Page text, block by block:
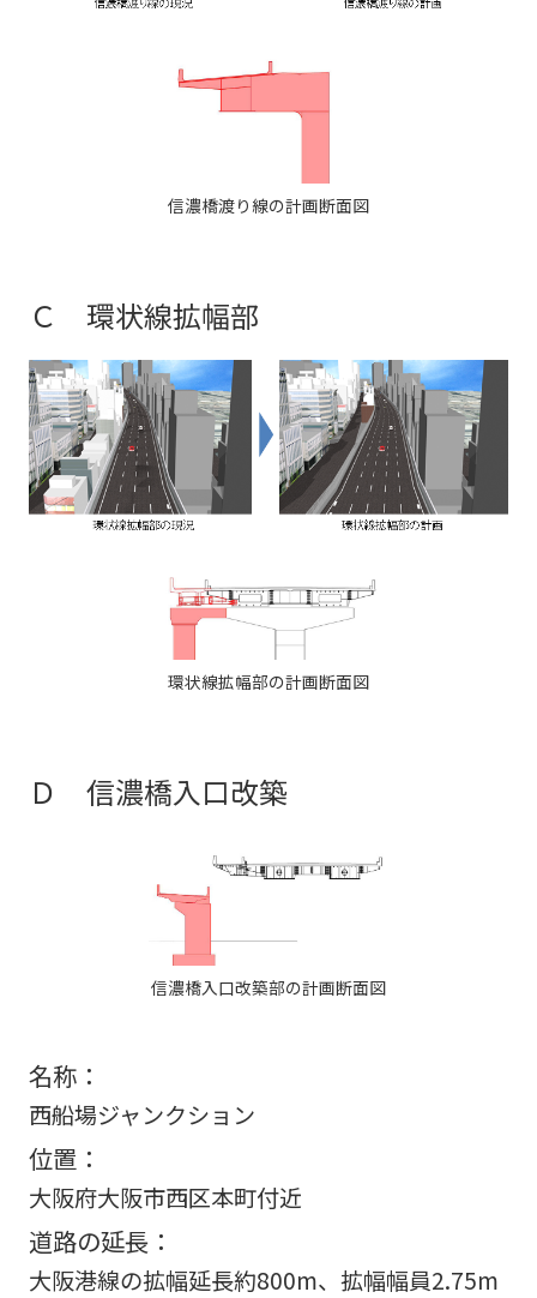
信濃橋渡り線の計画断面図
Ｃ 環状線拡幅部
環状線拡幅部の計画断面図
Ｄ 信濃橋入口改築
信濃橋入口改築部の計画断面図
名称：
西船場ジャンクション
位置：
大阪府大阪市西区本町付近
道路の延長：
大阪港線の拡幅延長約800m、拡幅幅員2.75m